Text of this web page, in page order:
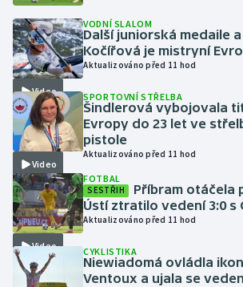
Judo
Krasobruslení
Lezení
Lyže a snowboard
Moderní pětiboj
Motorsport
Olympijské hry
Parasport
Video
VODNÍ SLALOM
Další juniorská medaile
Kočířová je mistryní
Aktualizováno před 11 hod
Video
SPORTOVNÍ STŘELBA
Šindlerová vybojovala
Evropy do 23 let ve
pistole
Aktualizováno před 11 hod
Video
FOTBAL
SESTŘIH
Příbram otáčela
Ústí ztratilo vedení 3:0 s
Aktualizováno před 11 hod
CYKLISTIKA
Niewiadomá ovládla
Ventoux a ujala se